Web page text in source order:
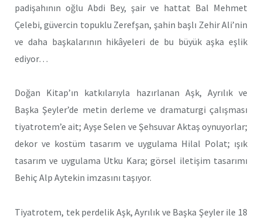
padişahının oğlu Abdi Bey, şair ve hattat Bal Mehmet
Çelebi, güvercin topuklu Zerefşan, şahin başlı Zehir Ali’nin
ve daha başkalarının hikâyeleri de bu büyük aşka eşlik
ediyor…
Doğan Kitap’ın katkılarıyla hazırlanan Aşk, Ayrılık ve
Başka Şeyler’de metin derleme ve dramaturgi çalışması
tiyatrotem’e ait; Ayşe Selen ve Şehsuvar Aktaş oynuyorlar;
dekor ve kostüm tasarım ve uygulama Hilal Polat; ışık
tasarım ve uygulama Utku Kara; görsel iletişim tasarımı
Behiç Alp Aytekin imzasını taşıyor.
Tiyatrotem, tek perdelik Aşk, Ayrılık ve Başka Şeyler ile 18